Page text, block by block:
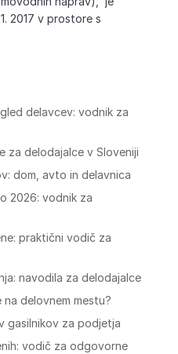
2017 v prostore s
delavcev: vodnik za
za delodajalce v Sloveniji
dom, avto in delavnica
2026: vodnik za
praktični vodič za
navodila za delodajalce
na delovnem mestu?
gasilnikov za podjetja
vodič za odgovorne